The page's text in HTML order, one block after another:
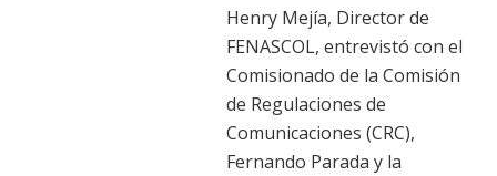
Henry Mejía, Director de
FENASCOL, entrevistó con el
Comisionado de la Comisión
de Regulaciones de
Comunicaciones (CRC),
Fernando Parada y la